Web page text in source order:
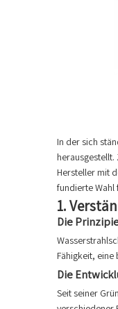
In der sich
Hersteller mit
fundierte Wahl
1.
Die
Fähigkeit,
Die
Seit seiner